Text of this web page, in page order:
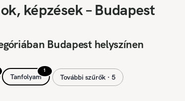
képzések – Budapest
Budapest helyszínen
1
Tanfolyam További szűrők ∙ 5